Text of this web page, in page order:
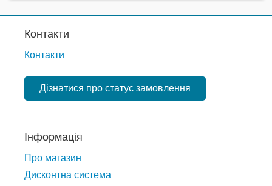
Контакти
Контакти
Дізнатися про статус замовлення
Інформація
Про магазин
Дисконтна система